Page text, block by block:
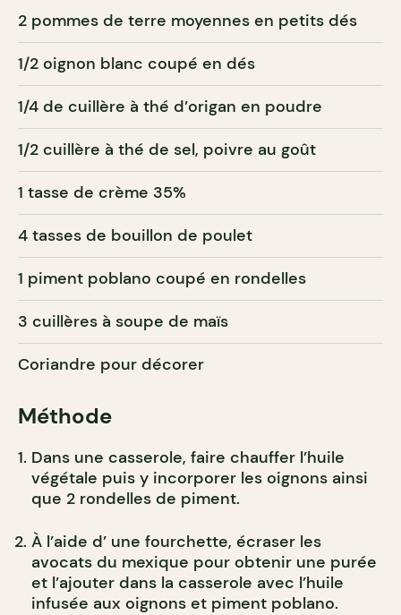
2 pommes de terre moyennes en petits dés
1/2 oignon blanc coupé en dés
1/4 de cuillère à thé d’origan en poudre
1/2 cuillère à thé de sel, poivre au goût
1 tasse de crème 35%
4 tasses de bouillon de poulet
1 piment poblano coupé en rondelles
3 cuillères à soupe de maïs
Coriandre pour décorer
Méthode
Dans une casserole, faire chauffer l’huile
végétale puis y incorporer les oignons ainsi
que 2 rondelles de piment.
À l’aide d’ une fourchette, écraser les
avocats du mexique pour obtenir une purée
et l’ajouter dans la casserole avec l’huile
infusée aux oignons et piment poblano.